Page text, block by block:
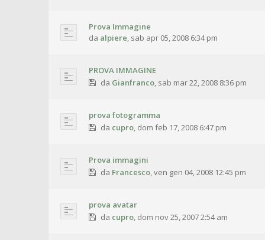
Prova Immagine
da alpiere, sab apr 05, 2008 6:34 pm
PROVA IMMAGINE
da Gianfranco, sab mar 22, 2008 8:36 pm
prova fotogramma
da cupro, dom feb 17, 2008 6:47 pm
Prova immagini
da Francesco,ven gen 04, 2008 12:45 pm
prova avatar
da cupro, dom nov 25, 2007 2:54 am